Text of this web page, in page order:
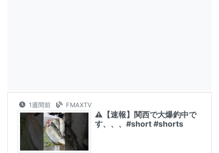
1週間前 FMAXTV
⚠️【速報】関西で大爆釣中で
す、、、#short #shorts